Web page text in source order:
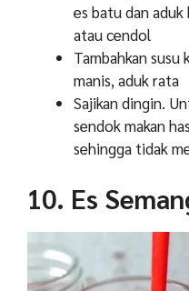
es batu dan
atau cendol
Tambahkan
manis, aduk rata
Sajikan dingin.
sendok makan
sehingga tidak
10. Es